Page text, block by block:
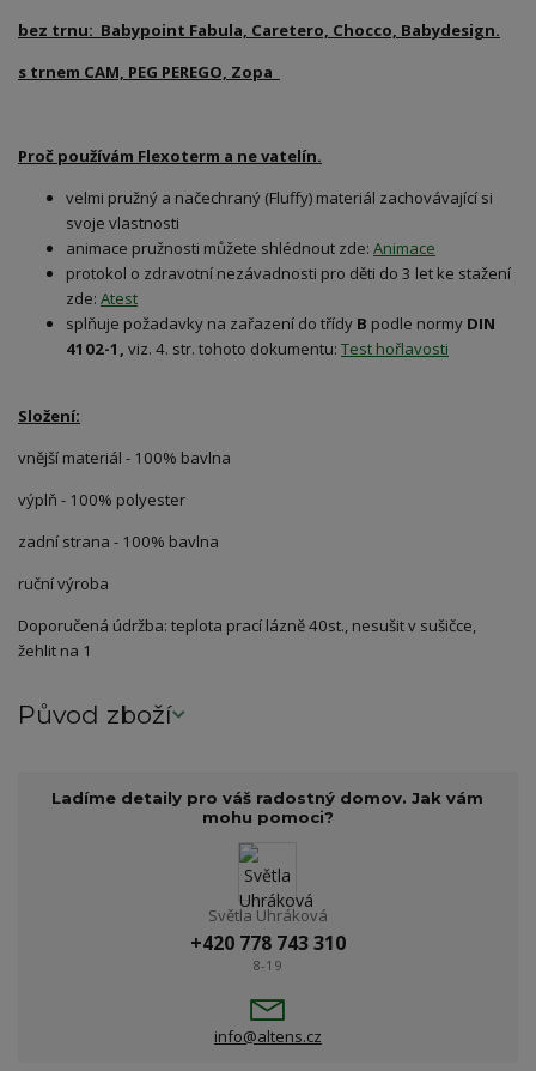
bez trnu: Babypoint Fabula, Caretero, Chocco, Babydesign.
s trnem CAM, PEG PEREGO, Zopa
Proč používám Flexoterm a ne vatelín.
velmi pružný a načechraný (Fluffy) materiál zachovávající si
svoje vlastnosti
animace pružnosti můžete shlédnout zde: Animace
protokol o zdravotní nezávadnosti pro děti do 3 let ke stažení
zde: Atest
splňuje požadavky na zařazení do třídy B podle normy DIN
4102-1, viz. 4. str. tohoto dokumentu: Test hořlavosti
Složení:
vnější materiál - 100% bavlna
výplň - 100% polyester
zadní strana - 100% bavlna
ruční výroba
Doporučená údržba: teplota prací lázně 40st., nesušit v sušičce,
žehlit na 1
Původ zboží
Ladíme detaily pro váš radostný domov. Jak vám
mohu pomoci?
Světla Uhráková
+420 778 743 310
8-19
info@altens.cz